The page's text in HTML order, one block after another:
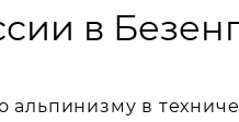
в
в